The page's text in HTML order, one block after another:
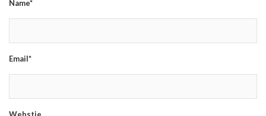
Name*
Email*
Webstie